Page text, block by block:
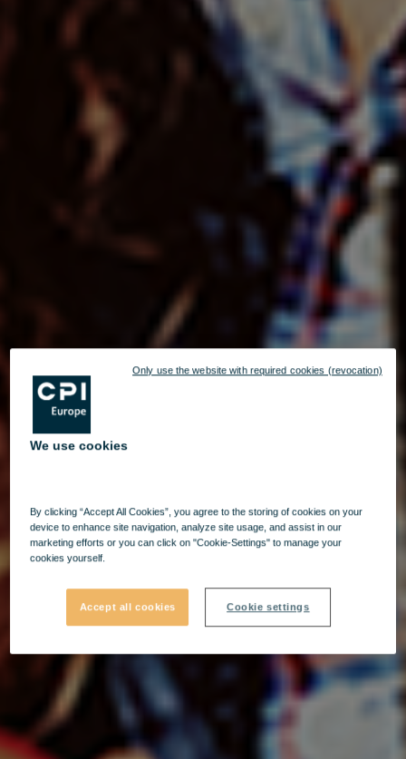
We use cookies
By clicking “Accept All Cookies”, you agree to the storing of cookies on your
device to enhance site navigation, analyze site usage, and assist in our
marketing efforts or you can click on "Cookie-Settings" to manage your
cookies yourself.
Accept all cookies Cookie settings
Only use the website with required cookies (revocation)